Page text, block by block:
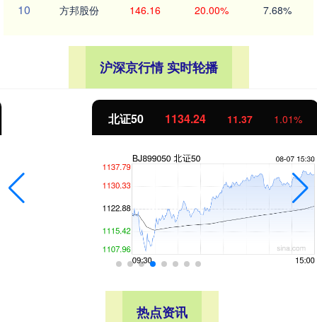
10 方邦股份 146.16 20.00% 7.68%
沪深京行情 实时轮播
1134.24 11.37 1.01%
热点资讯